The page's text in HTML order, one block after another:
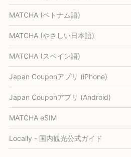
MATCHA (ベトナム語)
MATCHA (やさしい日本語)
MATCHA (スペイン語)
Japan Couponアプリ (iPhone)
Japan Couponアプリ (Android)
MATCHA eSIM
Locally - 国内観光公式ガイド